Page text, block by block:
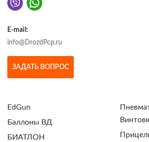
E-mail:
info@DrozdPcp.ru
ЗАДАТЬ ВОПРОС
EdGun
Баллоны ВД
БИАТЛОН